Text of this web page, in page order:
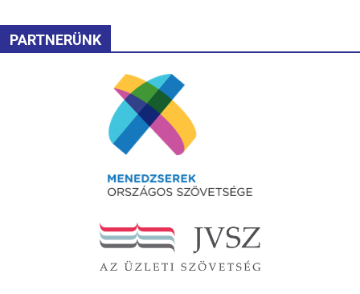
PARTNERÜNK